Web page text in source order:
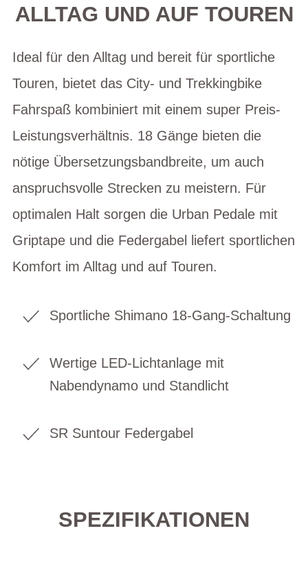
ALLTAG UND AUF TOUREN
Ideal für den Alltag und bereit für sportliche
Touren, bietet das City- und Trekkingbike
Fahrspaß kombiniert mit einem super Preis-
Leistungsverhältnis. 18 Gänge bieten die
nötige Übersetzungsbandbreite, um auch
anspruchsvolle Strecken zu meistern. Für
optimalen Halt sorgen die Urban Pedale mit
Griptape und die Federgabel liefert sportlichen
Komfort im Alltag und auf Touren.
Sportliche Shimano 18-Gang-Schaltung
Wertige LED-Lichtanlage mit
Nabendynamo und Standlicht
SR Suntour Federgabel
SPEZIFIKATIONEN